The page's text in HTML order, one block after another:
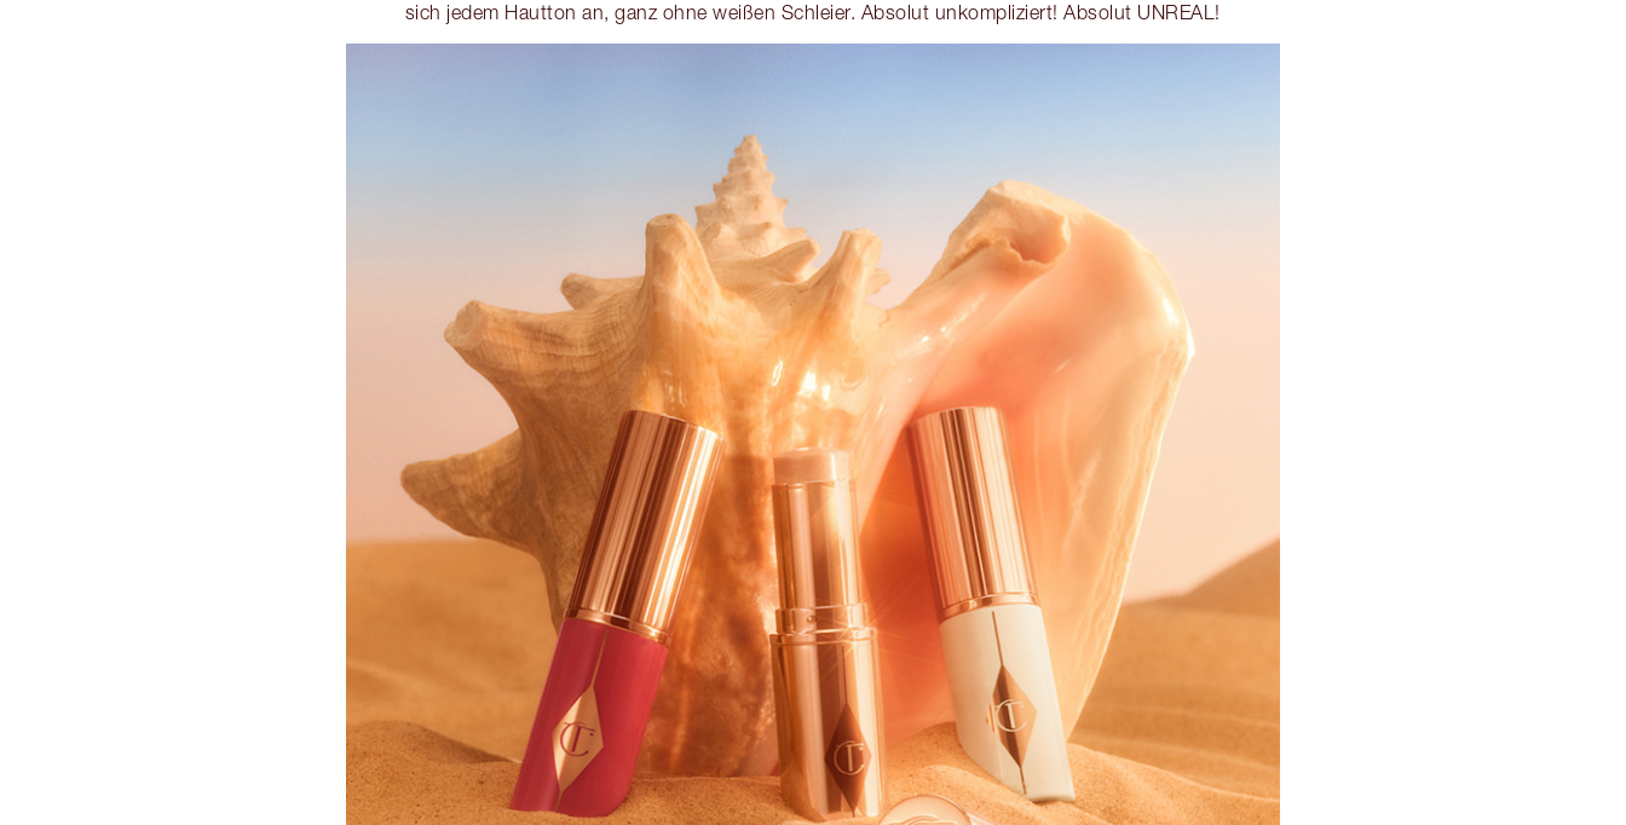
sich jedem Hautton an, ganz ohne weißen Schleier. Absolut unkompliziert! Absolut UNREAL!